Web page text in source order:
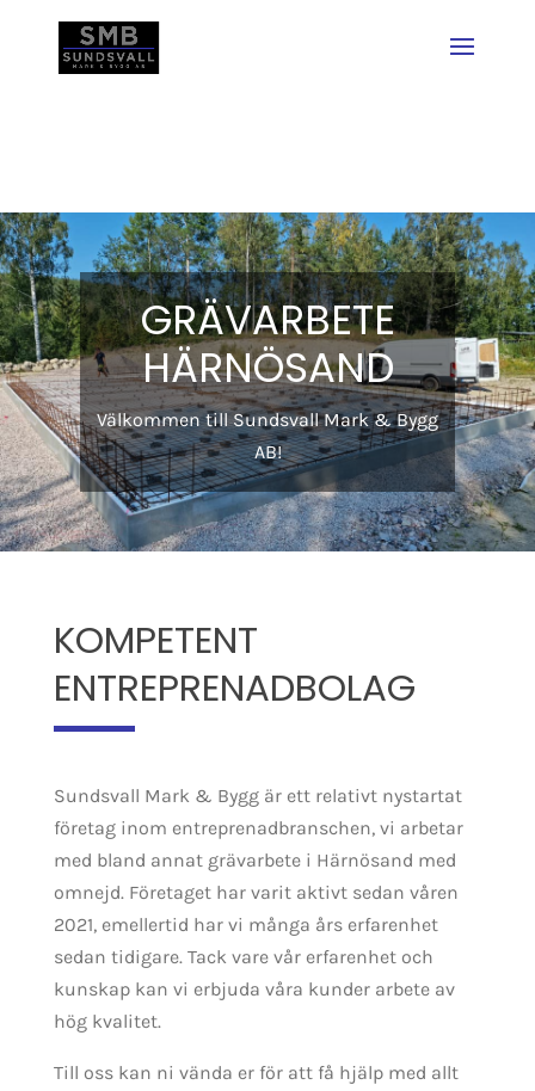
GRÄVARBETE
HÄRNÖSAND
Välkommen till Sundsvall Mark & Bygg
AB!
KOMPETENT
ENTREPRENADBOLAG
Sundsvall Mark & Bygg är ett relativt nystartat
företag inom entreprenadbranschen, vi arbetar
med bland annat grävarbete i Härnösand med
omnejd. Företaget har varit aktivt sedan våren
2021, emellertid har vi många års erfarenhet
sedan tidigare. Tack vare vår erfarenhet och
kunskap kan vi erbjuda våra kunder arbete av
hög kvalitet.
Till oss kan ni vända er för att få hjälp med allt